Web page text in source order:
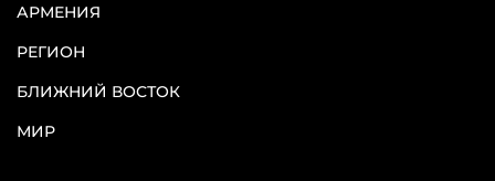
АРМЕНИЯ
РЕГИОН
БЛИЖНИЙ ВОСТОК
МИР